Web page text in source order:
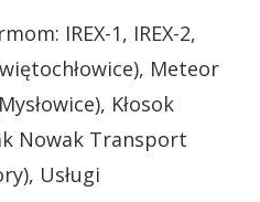
IREX-1, IREX-2,
Meteor
Kłosok
Nowak Transport
Usługi